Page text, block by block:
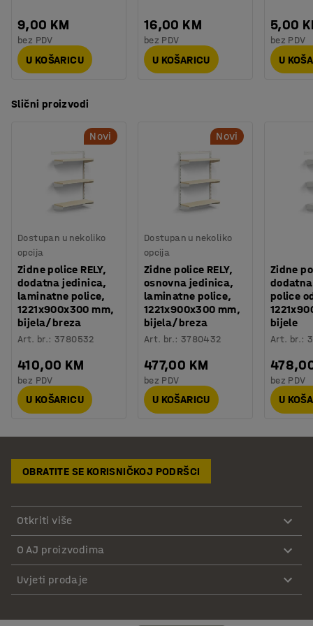
Testirano: EN 16121:2023
9,00 KM
bez PDV
U KOŠARICU
16,00 KM
bez PDV
U KOŠARICU
5,00
bez PDV
U
Slični proizvodi
Novi
Dostupan u nekoliko
opcija
Zidne police RELY,
dodatna jedinica,
laminatne police,
1221x900x300 mm,
bijela/breza
Art. br.:3780532
410,00 KM
bez PDV
U KOŠARICU
Novi
Dostupan u nekoliko
opcija
Zidne police RELY,
osnovna jedinica,
laminatne police,
1221x900x300 mm,
bijela/breza
Art. br.: 3780432
477,00 KM
bez PDV
U KOŠARICU
Zidne
police
bijele
Art. br.:
bez PDV
U
OBRATITE SE KORISNIČKOJ PODRŠCI
Otkriti više
O AJ proizvodima
Uvjeti prodaje